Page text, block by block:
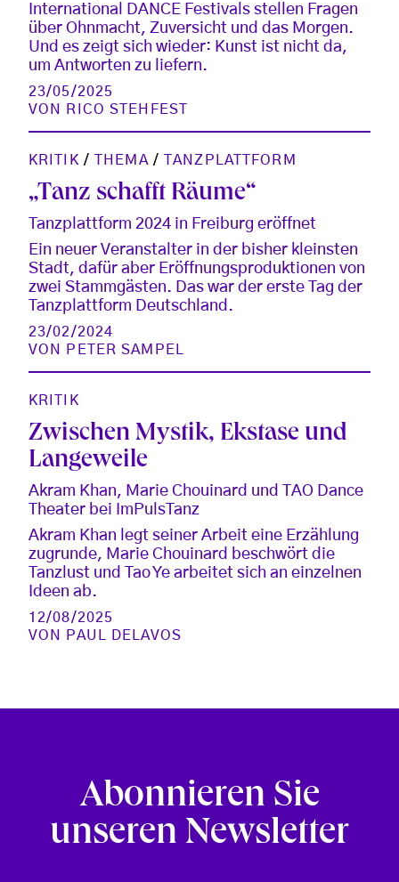
International DANCE Festivals stellen Fragen
über Ohnmacht, Zuversicht und das Morgen.
Und es zeigt sich wieder: Kunst ist nicht da,
um Antworten zu liefern.
23/05/2025
VON
RICO STEHFEST
KRITIK / THEMA / TANZPLATTFORM
„Tanz schafft Räume“
Tanzplattform 2024 in Freiburg eröffnet
Ein neuer Veranstalter in der bisher kleinsten
Stadt, dafür aber Eröffnungsproduktionen von
zwei Stammgästen. Das war der erste Tag der
Tanzplattform Deutschland.
23/02/2024
VON
PETER SAMPEL
KRITIK
Zwischen Mystik, Ekstase und
Langeweile
Akram Khan, Marie Chouinard und TAO Dance
Theater bei ImPulsTanz
Akram Khan legt seiner Arbeit eine Erzählung
zugrunde, Marie Chouinard beschwört die
Tanzlust und Tao Ye arbeitet sich an einzelnen
Ideen ab.
12/08/2025
VON
PAUL DELAVOS
Abonnieren Sie
unseren Newsletter